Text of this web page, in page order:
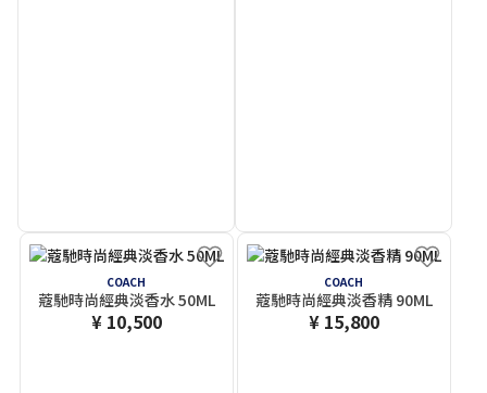
COACH
蔻馳時尚經典淡香水 50ML
¥ 10,500
COACH
蔻馳時尚經典淡香精 90ML
¥ 15,800